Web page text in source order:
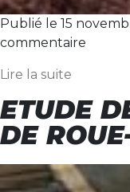
Publié le 15
commentaire
Lire la suite
ETUDE
DE